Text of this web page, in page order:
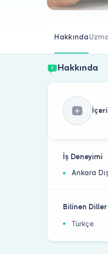
Hakkında
Hakkında
İş Deneyimi
Ankara
Bilinen Diller
Türkçe